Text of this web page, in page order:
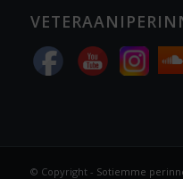
© Copyright - Sotiemme